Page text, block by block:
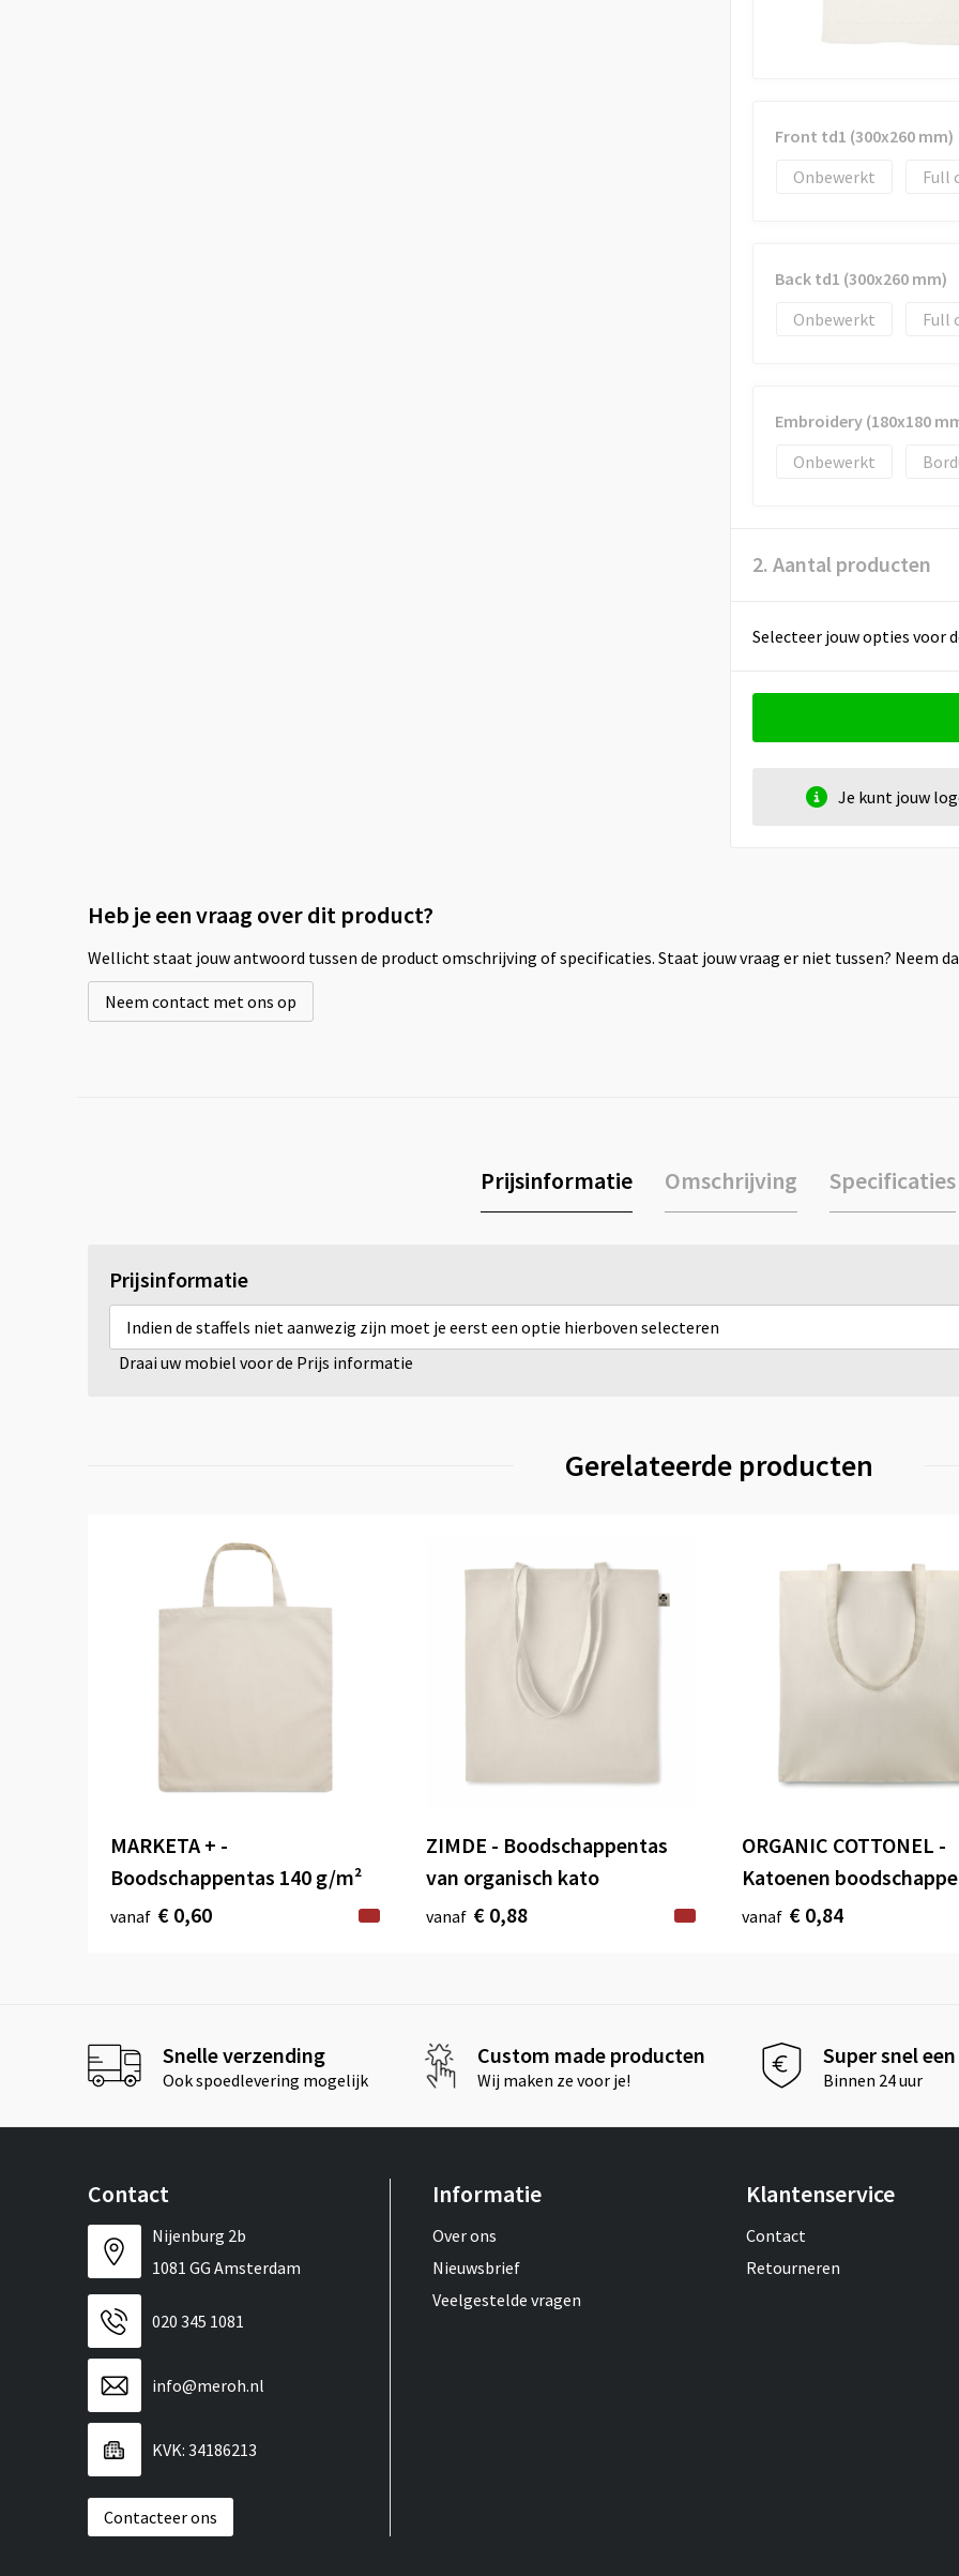
Front td1 (300x260 mm)
Onbewerkt
Full
Back td1 (300x260 mm)
Onbewerkt
Full
Embroidery (180x180
Onbewerkt
2. Aantal producten
Selecteer jouw opties voor
Je kunt jouw
Heb je een vraag over dit product?
Wellicht staat jouw antwoord tussen de product omschrijving of specificaties. Staat jouw vraag er niet tussen? Neem
Neem contact met ons op
Prijsinformatie Omschrijving Specificaties
Prijsinformatie
Indien de staffels niet aanwezig zijn moet je eerst een optie hierboven selecteren
Draai uw mobiel voor de Prijs informatie
Gerelateerde producten
MARKETA + -
Boodschappentas 140 g/m²
vanaf € 0,60
ZIMDE - Boodschappentas
van organisch kato
vanaf € 0,88
ORGANIC COTTONEL -
Katoenen
vanaf € 0,84
Snelle verzending
Ook spoedlevering mogelijk
Custom made producten
Wij maken ze voor je!
Super snel
Binnen 24 uur
Contact
Nijenburg 2b
1081 GG Amsterdam
020 345 1081
info@meroh.nl
KVK: 34186213
Contacteer ons
Informatie
Over ons
Nieuwsbrief
Veelgestelde vragen
Klantenservice
Contact
Retourneren